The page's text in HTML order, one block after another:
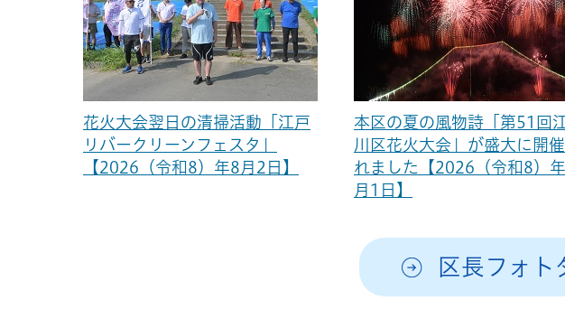
花火大会翌日の清掃活動「江戸
リバークリーンフェスタ」
【2026（令和8）年8月2日】
本区の夏の風物詩「第51回
川区花火大会」が盛大に開
れました【2026（令和8）
月1日】
区長フォト